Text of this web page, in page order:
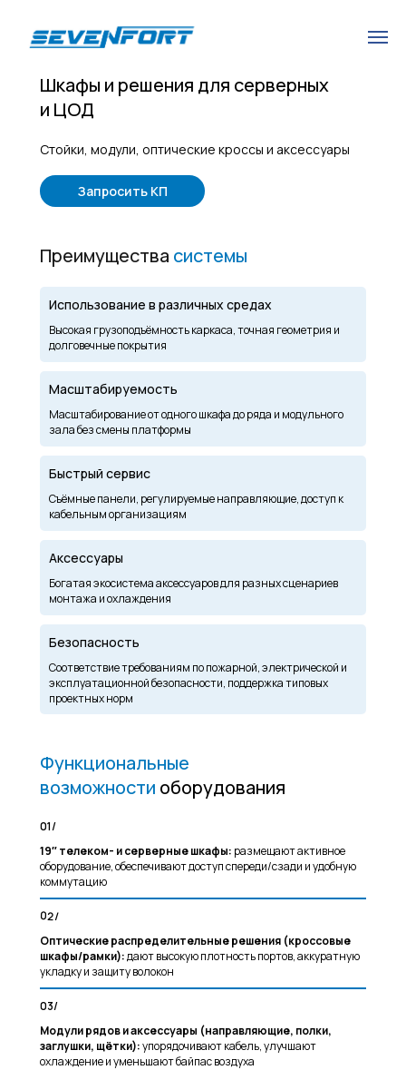
Шкафы и решения для серверных
и ЦОД
Cтойки, модули, оптические кроссы и аксессуары
Запросить КП
Преимущества системы
Использование в различных средах
Масштабируемость
Быстрый сервис
Высокая грузоподъёмность каркаса, точная геометрия и
долговечные покрытия
Масштабирование от одного шкафа до ряда и модульного
зала без смены платформы
Съёмные панели, регулируемые направляющие, доступ к
кабельным организациям
Богатая экосистема аксессуаров для разных сценариев
монтажа и охлаждения
Аксессуары
Безопасность
Соответствие требованиям по пожарной, электрической и
эксплуатационной безопасности, поддержка типовых
проектных норм
Функциональные
возможности оборудования
19″ телеком- и серверные шкафы: размещают активное
оборудование, обеспечивают доступ спереди/сзади и удобную
коммутацию
Оптические распределительные решения (кроссовые
шкафы/рамки):дают высокую плотность портов, аккуратную
укладку и защиту волокон
01/
02/
03/
Модули рядов и аксессуары (направляющие, полки,
заглушки, щётки):упорядочивают кабель, улучшают
охлаждение и уменьшают байпас воздуха